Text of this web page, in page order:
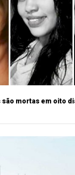
mortas em oito